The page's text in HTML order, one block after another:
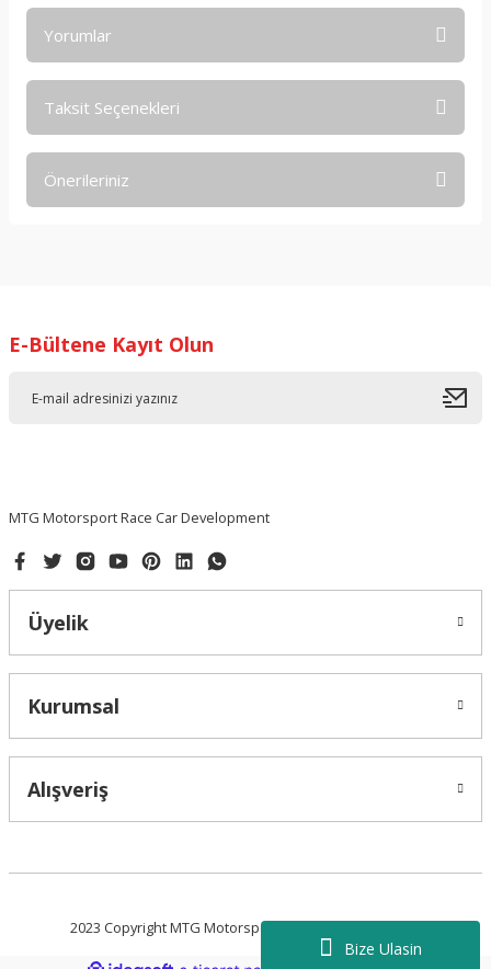
Bize Ulasin
Yorumlar
Taksit Seçenekleri
Önerileriniz
Ürün resmi kalitesiz, bozuk veya görüntülenemiyor.
E-Bültene Kayıt Olun
MTG Motorsport Race Car Development
Üyelik
Kurumsal
Alışveriş
2023 Copyright MTG Motorsport - Tüm Hakları Saklıdır.